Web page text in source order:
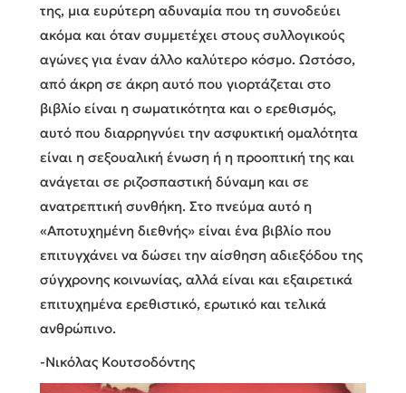
της, μια ευρύτερη αδυναμία που τη συνοδεύει
ακόμα και όταν συμμετέχει στους συλλογικούς
αγώνες για έναν άλλο καλύτερο κόσμο. Ωστόσο,
από άκρη σε άκρη αυτό που γιορτάζεται στο
βιβλίο είναι η σωματικότητα και ο ερεθισμός,
αυτό που διαρρηγνύει την ασφυκτική ομαλότητα
είναι η σεξουαλική ένωση ή η προοπτική της και
ανάγεται σε ριζοσπαστική δύναμη και σε
ανατρεπτική συνθήκη. Στο πνεύμα αυτό η
«Αποτυχημένη διεθνής» είναι ένα βιβλίο που
επιτυγχάνει να δώσει την αίσθηση αδιεξόδου της
σύγχρονης κοινωνίας, αλλά είναι και εξαιρετικά
επιτυχημένα ερεθιστικό, ερωτικό και τελικά
ανθρώπινο.
-Νικόλας Κουτσοδόντης